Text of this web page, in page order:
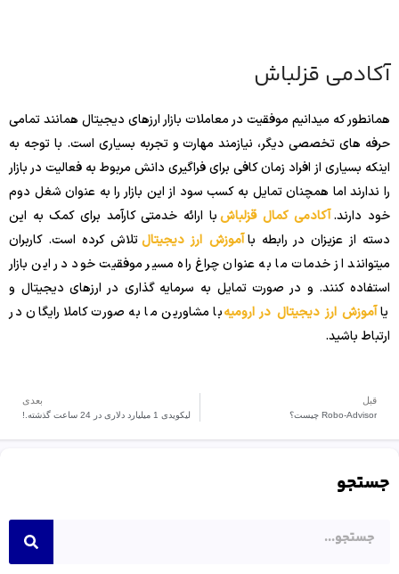
آکادمی قزلباش
همانطور که میدانیم موفقیت در معاملات بازار ارزهای دیجیتال همانند تمامی
حرفه های تخصصی دیگر، نیازمند مهارت و تجربه بسیاری است. با توجه به
اینکه بسیاری از افراد زمان کافی برای فراگیری دانش مربوط به فعالیت در بازار
را ندارند اما همچنان تمایل به کسب سود از این بازار را به عنوان شغل دوم
خود دارند.آکادمی کمال قزلباشبا ارائه خدمتی کارآمد برای کمک به این
دسته از عزیزان در رابطه باآموزش ارز دیجیتالتلاش کرده است. کاربران
میتوانند از خدمات ما به عنوان چراغ راه مسیر موفقیت خود در این بازار
استفاده کنند. و در صورت تمایل به سرمایه گذاری در ارزهای دیجیتال و
یاآموزش ارز دیجیتال در ارومیهبا مشاورین ما به صورت کاملا رایگان در
ارتباط باشید.
قبل
Robo-Advisor چیست؟
بعدی
لیکویدی 1 میلیارد دلاری در 24 ساعت گذشته.!
جستجو